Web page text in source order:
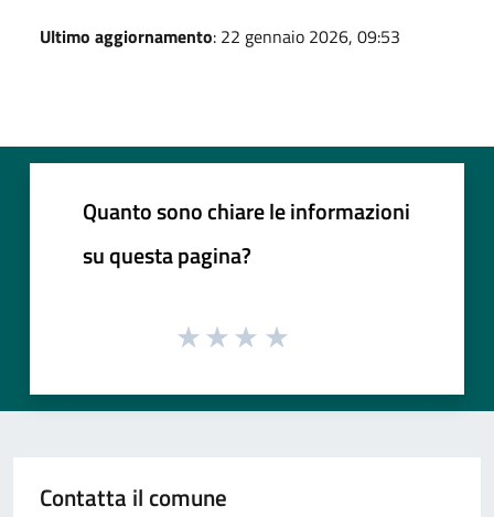
Ultimo aggiornamento: 22 gennaio 2026, 09:53
Quanto sono chiare le informazioni
su questa pagina?
Contatta il comune